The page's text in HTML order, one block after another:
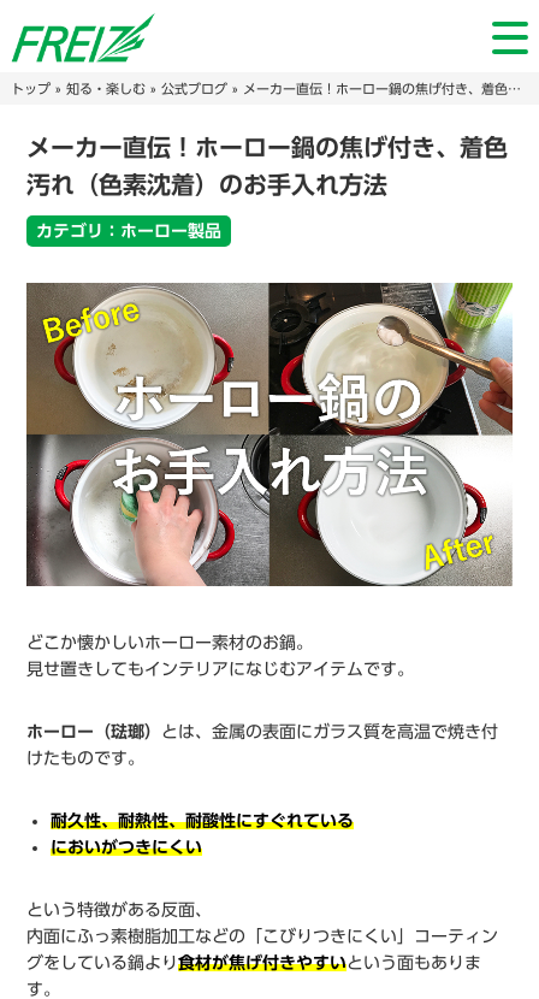
トップ» 知る・楽しむ» 公式ブログ» メーカー直伝！ホーロー鍋の焦げ付き、着色汚れ（色素沈着）のお手入れ方法
メーカー直伝！ホーロー鍋の焦げ付き、着色
汚れ（色素沈着）のお手入れ方法
カテゴリ：ホーロー製品
どこか懐かしいホーロー素材のお鍋。
見せ置きしてもインテリアになじむアイテムです。
ホーロー（琺瑯） とは、金属の表面にガラス質を高温で焼き付
けたものです。
耐久性、耐熱性、耐酸性にすぐれている
においがつきにくい
という特徴がある反面、
内面にふっ素樹脂加工などの「こびりつきにくい」コーティン
グをしている鍋より食材が焦げ付きやすいという面もありま
す。